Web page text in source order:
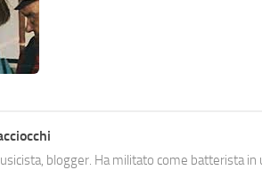
blogger. Ha militato come batterista